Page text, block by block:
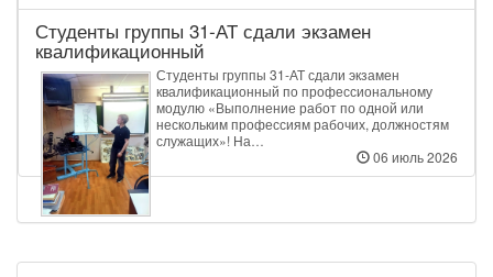
Студенты группы 31‑АТ сдали экзамен
квалификационный
Студенты группы 31‑АТ сдали экзамен
квалификационный по профессиональному
модулю «Выполнение работ по одной или
нескольким профессиям рабочих, должностям
служащих»! На…
06 июль 2026